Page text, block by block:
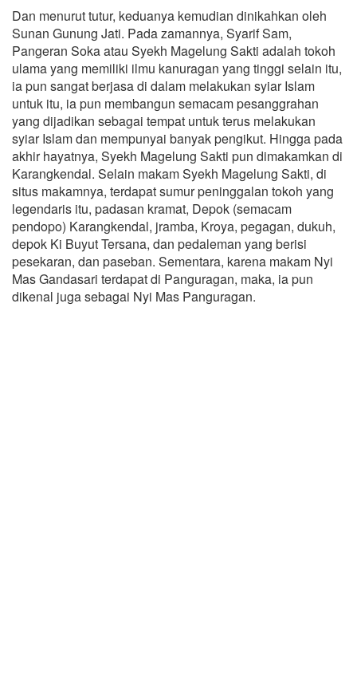
Dan menurut tutur, keduanya kemudian dinikahkan oleh
Sunan Gunung Jati. Pada zamannya, Syarif Sam,
Pangeran Soka atau Syekh Magelung Sakti adalah tokoh
ulama yang memiliki ilmu kanuragan yang tinggi selain itu,
ia pun sangat berjasa di dalam melakukan syiar Islam
untuk itu, ia pun membangun semacam pesanggrahan
yang dijadikan sebagai tempat untuk terus melakukan
syiar Islam dan mempunyai banyak pengikut. Hingga pada
akhir hayatnya, Syekh Magelung Sakti pun dimakamkan di
Karangkendal. Selain makam Syekh Magelung Sakti, di
situs makamnya, terdapat sumur peninggalan tokoh yang
legendaris itu, padasan kramat, Depok (semacam
pendopo) Karangkendal, jramba, Kroya, pegagan, dukuh,
depok Ki Buyut Tersana, dan pedaleman yang berisi
pesekaran, dan paseban. Sementara, karena makam Nyi
Mas Gandasari terdapat di Panguragan, maka, ia pun
dikenal juga sebagai Nyi Mas Panguragan.